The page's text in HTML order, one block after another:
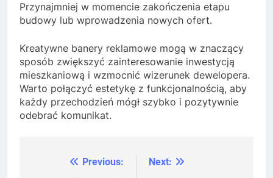
Przynajmniej w momencie zakończenia etapu
budowy lub wprowadzenia nowych ofert.
Kreatywne banery reklamowe mogą w znaczący
sposób zwiększyć zainteresowanie inwestycją
mieszkaniową i wzmocnić wizerunek dewelopera.
Warto połączyć estetykę z funkcjonalnością, aby
każdy przechodzień mógł szybko i pozytywnie
odebrać komunikat.
NawigacjaPrevious:
Next: